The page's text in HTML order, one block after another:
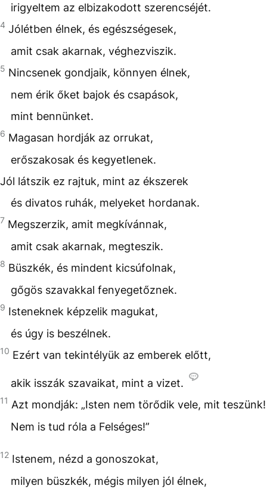
irigyeltem az elbizakodott szerencséjét.
4 Jólétben élnek, és egészségesek,
amit csak akarnak, véghezviszik.
5 Nincsenek gondjaik, könnyen élnek,
nem érik őket bajok és csapások,
mint bennünket.
6 Magasan hordják az orrukat,
erőszakosak és kegyetlenek.
Jól látszik ez rajtuk, mint az ékszerek
és divatos ruhák, melyeket hordanak.
7 Megszerzik, amit megkívánnak,
amit csak akarnak, megteszik.
8 Büszkék, és mindent kicsúfolnak,
gőgös szavakkal fenyegetőznek.
9 Isteneknek képzelik magukat,
és úgy is beszélnek.
10 Ezért van tekintélyük az emberek előtt,
akik isszák szavaikat, mint a vizet.
11 Azt mondják: „Isten nem törődik vele, mit teszünk!
Nem is tud róla a Felséges!”
12 Istenem, nézd a gonoszokat,
milyen büszkék, mégis milyen jól élnek,